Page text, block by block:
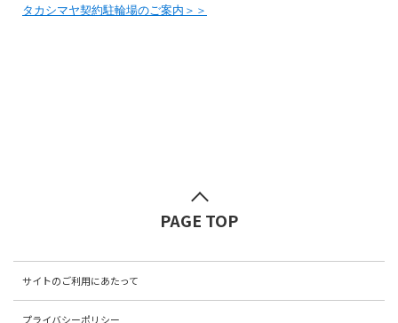
PAGE TOP
サイトのご利用にあたって
プライバシーポリシー